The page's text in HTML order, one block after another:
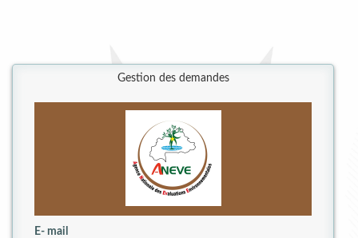
Gestion des demandes
E- mail